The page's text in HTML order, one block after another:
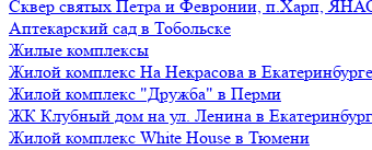
Сквер святых Петра и Февронии, п.Харп,
Аптекарский сад в Тобольске
Жилые комплексы
Жилой комплекс На Некрасова в Екатеринбурге
Жилой комплекс "Дружба" в Перми
ЖК Клубный дом на ул. Ленина в
Жилой комплекс White House в Тюмени